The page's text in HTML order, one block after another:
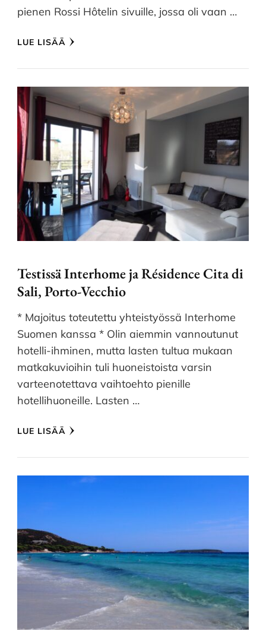
pienen Rossi Hôtelin sivuille, jossa oli vaan …
LUE LISÄÄ
Testissä Interhome ja Résidence Cita di
Sali, Porto-Vecchio
* Majoitus toteutettu yhteistyössä Interhome
Suomen kanssa * Olin aiemmin vannoutunut
hotelli-ihminen, mutta lasten tultua mukaan
matkakuvioihin tuli huoneistoista varsin
varteenotettava vaihtoehto pienille
hotellihuoneille. Lasten …
LUE LISÄÄ